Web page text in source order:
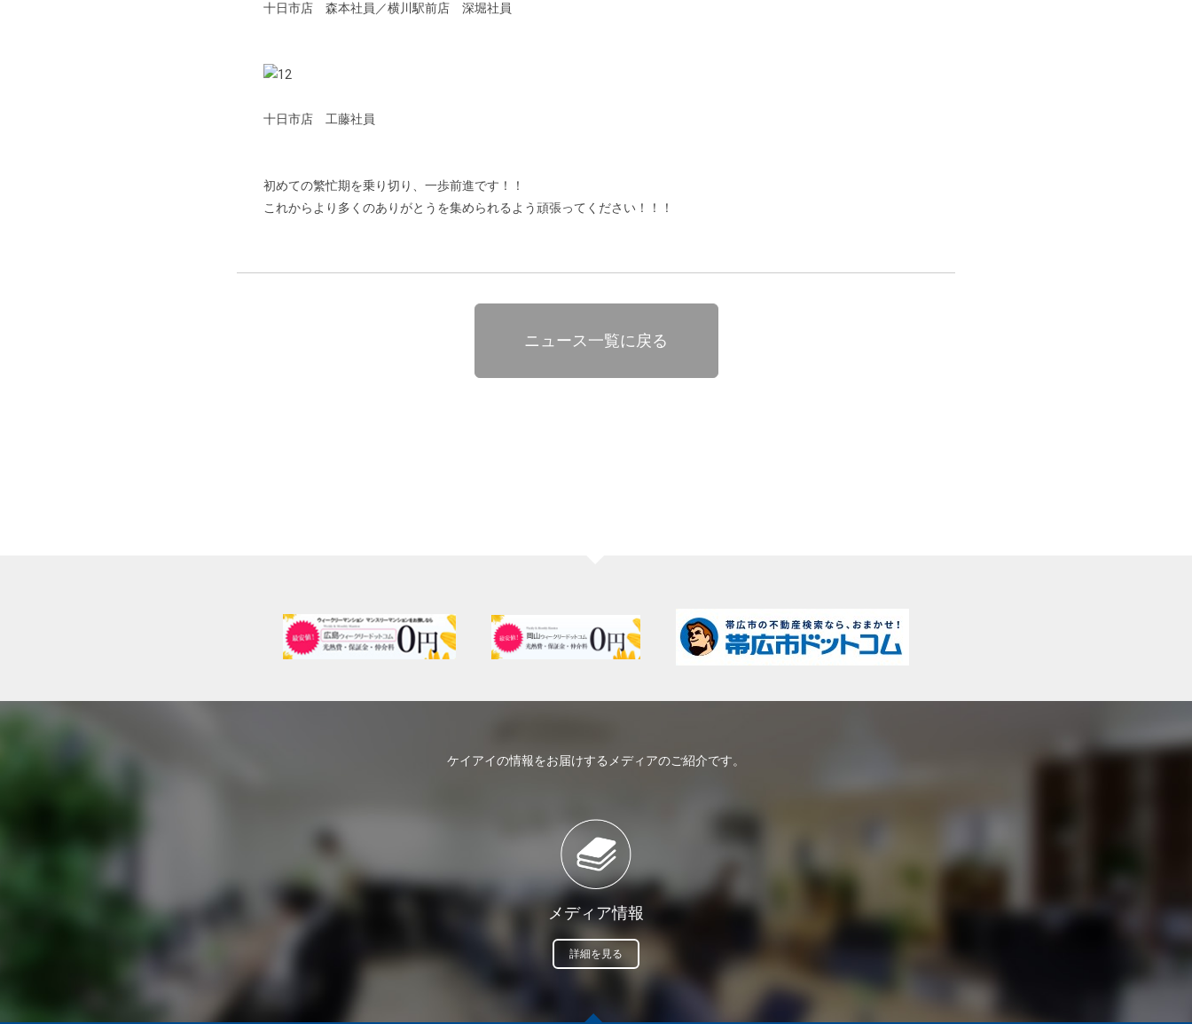
十日市店 森本社員／横川駅前店 深堀社員
十日市店 工藤社員
初めての繁忙期を乗り切り、一歩前進です！！
これからより多くのありがとうを集められるよう頑張ってください！！！
ニュース一覧に戻る
ケイアイの情報をお届けするメディアのご紹介です。
メディア情報
詳細を見る